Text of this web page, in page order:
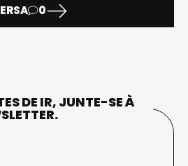
0
DE IR, JUNTE-SE À